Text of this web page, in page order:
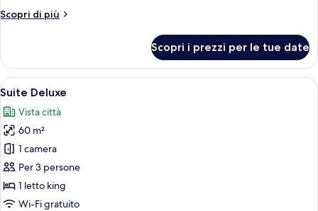
Scopri di più
Altri
Premium
Scopri i prezzi per le tue date
Apri
tutte
le
foto
per
Suite
Deluxe
Un'ampia camera d'albergo con un
20
Suite Deluxe
Vista città
60 m²
1 camera
Per 3 persone
1 letto king
Wi-Fi gratuito